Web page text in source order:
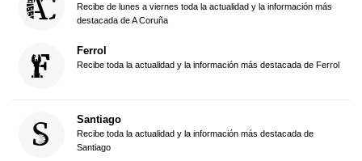
Recibe de lunes a viernes toda la actualidad y la información más
destacada de A Coruña
Ferrol
Recibe toda la actualidad y la información más destacada de Ferrol
Santiago
Recibe toda la actualidad y la información más destacada de
Santiago